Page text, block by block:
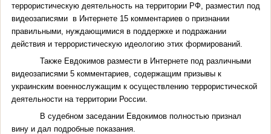
террористическую деятельность на территории РФ, разместил под
видеозаписями в Интернете 15 комментариев о признании
правильными, нуждающимися в поддержке и подражании
действия и террористическую идеологию этих формирований.
Также Евдокимов размести в Интернете под различными
видеозаписями 5 комментариев, содержащим призывы к
украинским военнослужащим к осуществлению террористической
деятельности на территории России.
В судебном заседании Евдокимов полностью признал
вину и дал подробные показания.